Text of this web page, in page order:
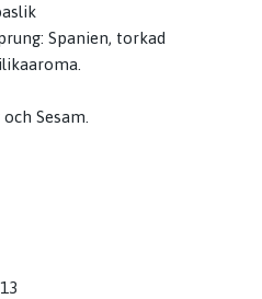
Spanien, torkad
Sesam.
13